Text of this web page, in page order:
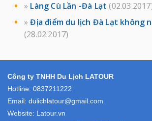
» Làng Cù Lần -Đà Lạt
»Địa điểm du lịch Đà Lạt không
(28.02.2017)
Công ty TNHH Du Lịch LATOUR
Hotline: 0837211222
Email: dulichlatour@gmail.com
Website: Latour.vn